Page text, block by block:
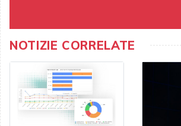
NOTIZIE CORRELATE